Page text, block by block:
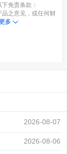
免责条款：
之意见，或任何财
多
2026-08-07
2026-08-06